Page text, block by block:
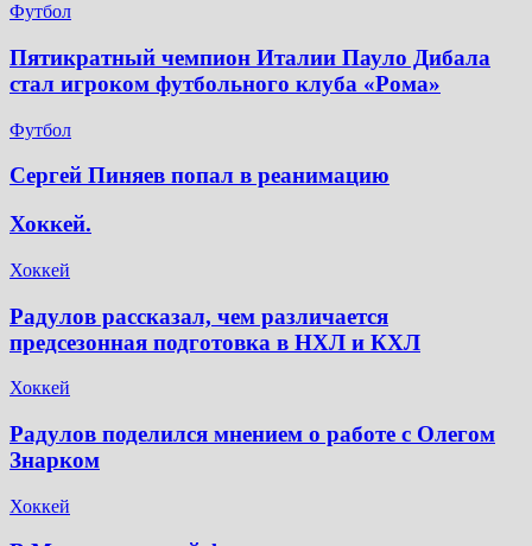
Футбол
Пятикратный чемпион Италии Пауло Дибала
стал игроком футбольного клуба «Рома»
Футбол
Сергей Пиняев попал в реанимацию
Хоккей.
Хоккей
Радулов рассказал, чем различается
предсезонная подготовка в НХЛ и КХЛ
Хоккей
Радулов поделился мнением о работе с Олегом
Знарком
Хоккей